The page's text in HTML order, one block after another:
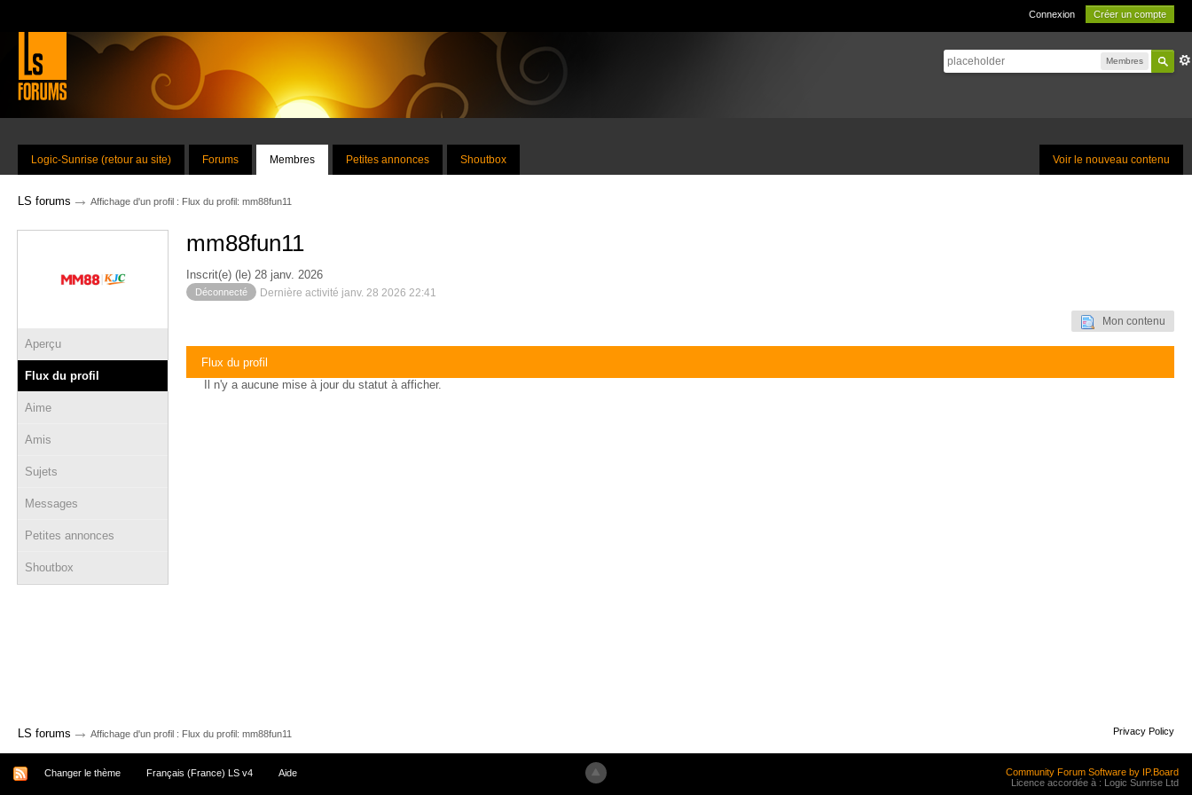
Connexion Créer un compte
Membres
Voir le nouveau contenu
Logic-Sunrise (retour au site) Forums Membres Petites annonces Shoutbox
LS forums → Affichage d'un profil : Flux du profil: mm88fun11
Aperçu
Flux du profil
Aime
Amis
Sujets
Messages
Petites annonces
Shoutbox
mm88fun11
Inscrit(e) (le) 28 janv. 2026
Déconnecté Dernière activité janv. 28 2026 22:41
Mon contenu
Flux du profil
Il n'y a aucune mise à jour du statut à afficher.
LS forums → Affichage d'un profil : Flux du profil: mm88fun11 Privacy Policy
Changer le thème Français (France) LS v4 Aide
Community Forum Software by IP.Board
Licence accordée à : Logic Sunrise Ltd